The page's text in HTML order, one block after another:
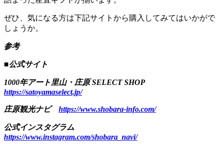
ぜひ、気になる方は下記サイトから購入してみてはいかがで
しょうか。
参考
■公式サイト
1000年アート里山・庄原 SELECT SHOP
https://satoyamaselect.jp/
庄原観光ナビ https://www.shobara-info.com/
公式インスタグラム
https://www.instagram.com/shobara_navi/